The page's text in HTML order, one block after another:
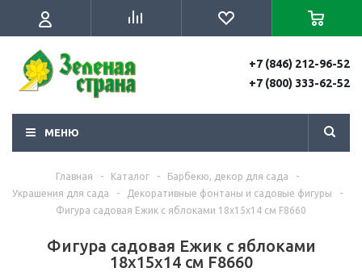
+7 (846) 212-96-52
+7 (800) 333-62-52
МЕНЮ
Главная - Каталог - Барбекю, декор для сада
-
Украшения для сада
- Декоративные фонтаны и садовые фигуры
-
Фигура садовая Ежик с яблоками 18х15х14 см F8660
Фигура садовая Ежик с яблоками
18х15х14 см F8660